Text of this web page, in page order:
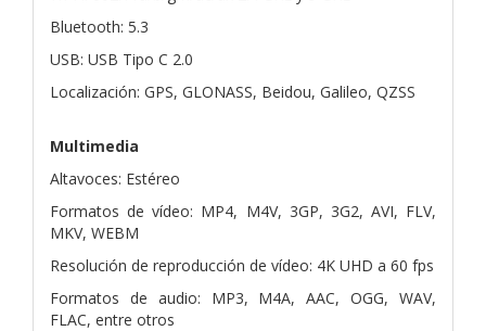
Bluetooth: 5.3
USB: USB Tipo C 2.0
Localización: GPS, GLONASS, Beidou, Galileo, QZSS
Multimedia
Altavoces: Estéreo
Formatos de vídeo: MP4, M4V, 3GP, 3G2, AVI, FLV,
MKV, WEBM
Resolución de reproducción de vídeo: 4K UHD a 60 fps
Formatos de audio: MP3, M4A, AAC, OGG, WAV,
FLAC, entre otros